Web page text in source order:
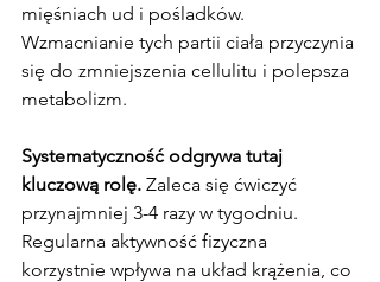
mięśniach ud i pośladków.
Wzmacnianie tych partii ciała przyczynia
się do zmniejszenia cellulitu i polepsza
metabolizm.
Systematyczność odgrywa tutaj
kluczową rolę. Zaleca się ćwiczyć
przynajmniej 3-4 razy w tygodniu.
Regularna aktywność fizyczna
korzystnie wpływa na układ krążenia, co